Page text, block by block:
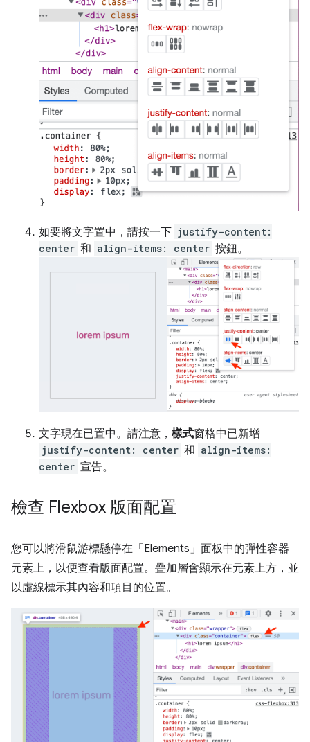
如要將文字置中，請按一下 justify-content:
center 和 align-items: center 按鈕。
文字現在已置中。請注意， 樣式窗格中已新增
justify-content: center 和 align-items:
center 宣告。
檢查 Flexbox 版面配置
您可以將滑鼠游標懸停在「Elements」 面板中的彈性容器
元素上，以便查看版面配置。疊加層會顯示在元素上方，並
以虛線標示其內容和項目的位置。